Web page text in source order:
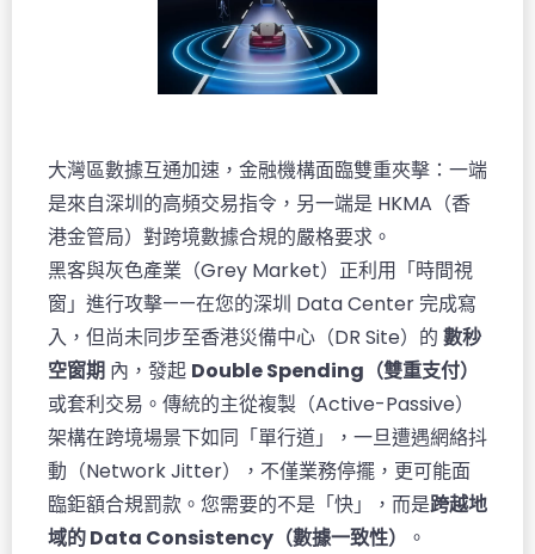
大灣區數據互通加速，金融機構面臨雙重夾擊：一端
是來自深圳的高頻交易指令，另一端是 HKMA（香
港金管局）對跨境數據合規的嚴格要求。
黑客與灰色產業（Grey Market）正利用「時間視
窗」進行攻擊——在您的深圳 Data Center 完成寫
入，但尚未同步至香港災備中心（DR Site）的 數秒
空窗期 內，發起 Double Spending（雙重支付）
或套利交易。傳統的主從複製（Active-Passive）
架構在跨境場景下如同「單行道」，一旦遭遇網絡抖
動（Network Jitter），不僅業務停擺，更可能面
臨鉅額合規罰款。您需要的不是「快」，而是跨越地
域的 Data Consistency（數據一致性）
。